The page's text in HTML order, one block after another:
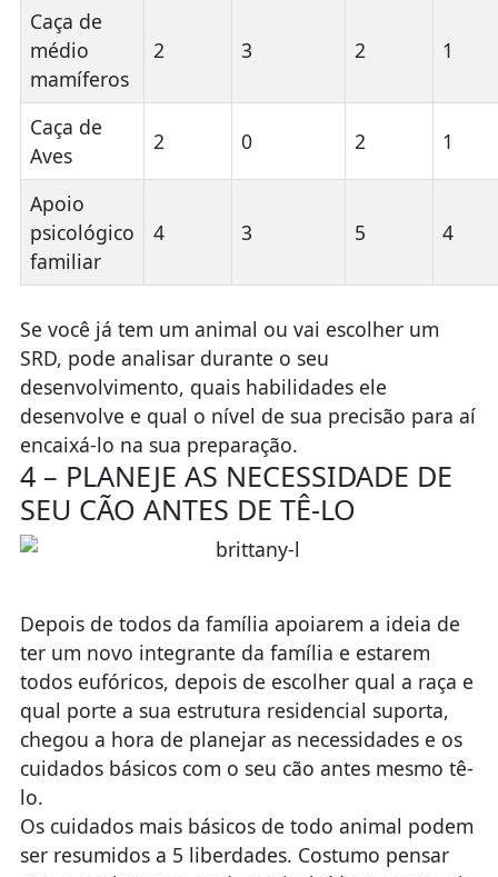
Caça de
médio
mamíferos
2 3 2 1
Caça de
Aves
2 0 2 1
Apoio
psicológico
familiar
4 3 5 4
Se você já tem um animal ou vai escolher um
SRD, pode analisar durante o seu
desenvolvimento, quais habilidades ele
desenvolve e qual o nível de sua precisão para aí
encaixá-lo na sua preparação.
4 – PLANEJE AS NECESSIDADE DE
SEU CÃO ANTES DE TÊ-LO
Depois de todos da família apoiarem a ideia de
ter um novo integrante da família e estarem
todos eufóricos, depois de escolher qual a raça e
qual porte a sua estrutura residencial suporta,
chegou a hora de planejar as necessidades e os
cuidados básicos com o seu cão antes mesmo tê-
lo.
Os cuidados mais básicos de todo animal podem
ser resumidos a 5 liberdades. Costumo pensar